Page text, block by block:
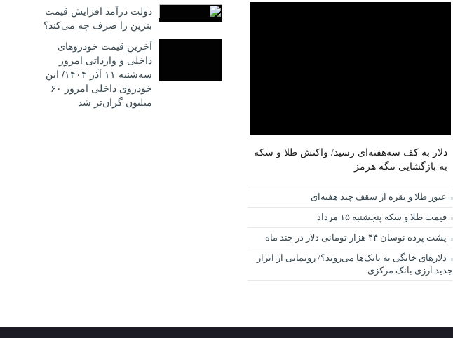
دلار به کف سه‌هفته‌ای رسید/ واکنش طلا و سکه
به بازگشایی تنگه هرمز
عبور طلا و نقره از سقف چند هفته‌ای
قیمت طلا و سکه پنجشنبه ۱۵ مرداد
پشت پرده نوسان ۴۴ هزار تومانی دلار در چند ماه
دلارهای خانگی به بانک‌ها می‌روند؟/ رونمایی از ابزار
جدید ارزی بانک مرکزی
دولت درآمد افزایش قیمت
بنزین را صرف چه می‌کند؟
آخرین قیمت خودروهای
داخلی و وارداتی امروز
سه‌شنبه ۱۱ آذر ۱۴۰۴/ این
خودروی داخلی امروز ۶۰
میلیون گران‌تر شد